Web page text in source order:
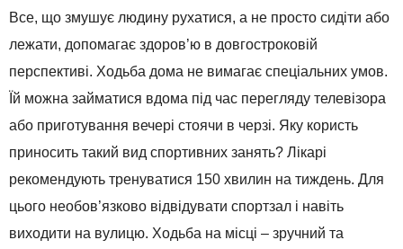
Все, що змушує людину рухатися, а не просто сидіти або
лежати, допомагає здоров’ю в довгостроковій
перспективі. Ходьба дома не вимагає спеціальних умов.
Їй можна займатися вдома під час перегляду телевізора
або приготування вечері стоячи в черзі. Яку користь
приносить такий вид спортивних занять? Лікарі
рекомендують тренуватися 150 хвилин на тиждень. Для
цього необов’язково відвідувати спортзал і навіть
виходити на вулицю. Ходьба на місці – зручний та